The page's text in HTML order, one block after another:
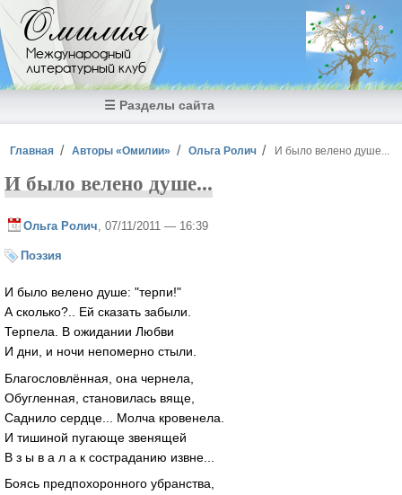
Перейти к основному содержанию
Омилия
Международный
литературный клуб
☰ Разделы сайта
Вы здесь
Главная Авторы «Омилии» Ольга Ролич И было велено душе...
И было велено душе...
Ольга Ролич , 07/11/2011 — 16:39
Поэзия
И было велено душе: "терпи!"
А сколько?.. Ей сказать забыли.
Терпела. В ожидании Любви
И дни, и ночи непомерно стыли.
Благословлённая, она чернела,
Обугленная, становилась вяще,
Саднило сердце... Молча кровенела.
И тишиной пугающе звенящей
В з ы в а л а к состраданию извне...
Боясь предпохоронного убранства,